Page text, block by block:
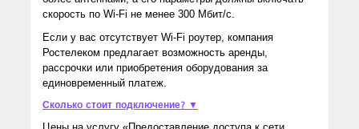
скорость по Wi-Fi не менее 300 Мбит/с.
Если у вас отсутствует Wi-Fi роутер, компания
Ростелеком предлагает возможность аренды,
рассрочки или приобретения оборудования за
единовременный платеж.
Сколько стоит подключение? ▼